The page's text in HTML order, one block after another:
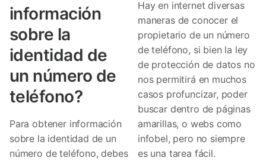
información
sobre la
identidad de
un número de
teléfono?
Para obtener información
sobre la identidad de un
número de teléfono, debes
Hay en internet diversas
maneras de conocer el
propietario de un número
de teléfono, si bien la ley
de protección de datos no
nos permitirá en muchos
casos profuncizar, poder
buscar dentro de páginas
amarillas, o webs como
infobel, pero no siempre
es una tarea fácil.